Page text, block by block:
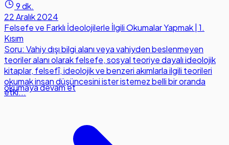
9 dk.
22 Aralık 2024
Felsefe ve Farklı İdeolojilerle İlgili Okumalar Yapmak | 1.
Kısım
Soru: Vahiy dışı bilgi alanı veya vahiyden beslenmeyen
teoriler alanı olarak felsefe, sosyal teoriye dayalı ideolojik
kitaplar, felsefî, ideolojik ve benzeri akımlarla ilgili teorileri
okumak insan düşüncesini ister istemez belli bir oranda
etki...
okumaya devam et